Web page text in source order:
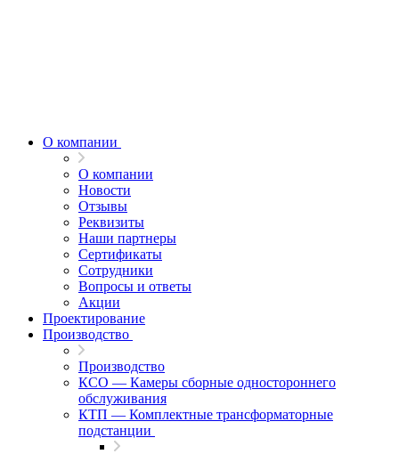
О компании
О компании
Новости
Отзывы
Реквизиты
Наши партнеры
Сертификаты
Сотрудники
Вопросы и ответы
Акции
Проектирование
Производство
Производство
КСО — Камеры сборные одностороннего
обслуживания
КТП — Комплектные трансформаторные
подстанции